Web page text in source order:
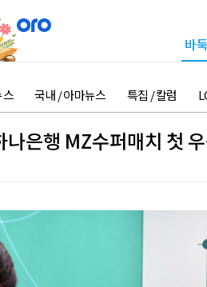
바
스 국내 / 아마뉴스 특집 / 칼럼
나은행 MZ수퍼매치 첫